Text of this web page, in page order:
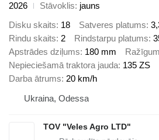
2026
Stāvoklis jauns
Disku skaits 18 Satveres platums
Rindu skaits 2 Rindstarpu platums
Apstrādes dziļums 180 mm
Nepieciešamā traktora jauda 135 ZS
Darba ātrums 20 km/h
Ukraina, Odessa
TOV "Veles Agro LTD"